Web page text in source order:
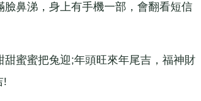
鼻涕，身上有手機一部，會翻看短信
蜜蜜把兔迎;年頭旺來年尾吉，福神財
!